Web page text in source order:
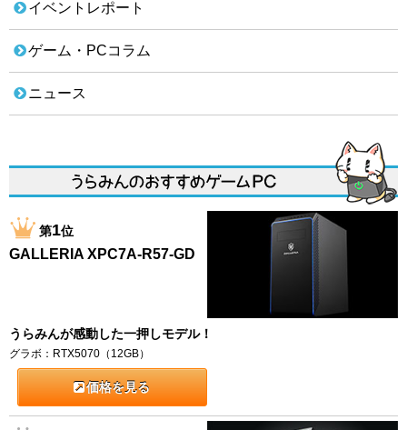
イベントレポート
ゲーム・PCコラム
ニュース
第1位
GALLERIA XPC7A-R57-GD
うらみんが感動した一押しモデル！
グラボ：RTX5070（12GB）
価格を見る